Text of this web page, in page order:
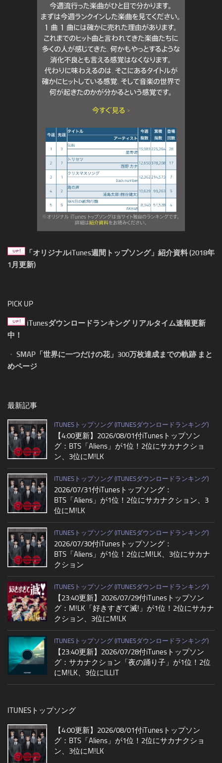
「オリジナルiTunes週間トップソング」紹介資料 (2018年
1月更新)
PICK UP
iTunesダウンロードランキング リアルタイム速報更新
中！
・ SMAP「世界に一つだけの花」300万枚達成までの軌跡 まと
めページ
最新記事
ITUNESトップソング (ITUNESダウンロードランキング)
【4:00更新】2026/08/01付iTunesトップソン
グ：BTS「Aliens」が1位！2位にサカナクショ
ン、3位にM!LK
ITUNESトップソング (ITUNESダウンロードランキング)
2026/07/31付iTunesトップソング：
BTS「Aliens」が1位！2位にサカナクション、3
位にM!LK
ITUNESトップソング (ITUNESダウンロードランキング)
2026/07/30付iTunesトップソング：
BTS「Aliens」が1位！2位にM!LK、3位にサカナ
クション
ITUNESトップソング (ITUNESダウンロードランキング)
【23:40更新】2026/07/29付iTunesトップソン
グ：M!LK「好きすぎて滅!」が1位！2位にサカナ
クション、3位にM!LK
ITUNESトップソング (ITUNESダウンロードランキング)
【23:40更新】2026/07/28付iTunesトップソン
グ：サカナクション「夜の踊り子」が1位！2位
にM!LK、3位にILLIT
ITUNESトップソング
【4:00更新】2026/08/01付iTunesトップソン
グ：BTS「Aliens」が1位！2位にサカナクショ
ン、3位にM!LK